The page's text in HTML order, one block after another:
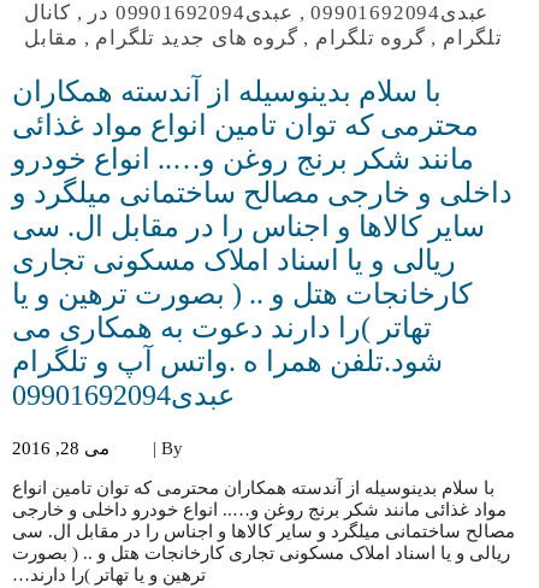
عبدی09901692094
, عبدی09901692094 در , کانال
تلگرام , گروه تلگرام, گروه های جدید تلگرام , مقابل
با سلام بدینوسیله از آندسته همکاران
محترمی که توان تامین انواع مواد غذائی
مانند شکر برنج روغن و….. انواع خودرو
داخلی و خارجی مصالح ساختمانی میلگرد و
سایر کالاها و اجناس را در مقابل ال. سی
ریالی و یا اسناد املاک مسکونی تجاری
کارخانجات هتل و .. ( بصورت ترهین و یا
تهاتر )را دارند دعوت به همکاری می
شود.تلفن همرا ه .واتس آپ و تلگرام
عبدی09901692094
By | می 28, 2016
با سلام بدینوسیله از آندسته همکاران محترمی که توان تامین انواع
مواد غذائی مانند شکر برنج روغن و….. انواع خودرو داخلی و خارجی
مصالح ساختمانی میلگرد و سایر کالاها و اجناس را در مقابل ال. سی
ریالی و یا اسناد املاک مسکونی تجاری کارخانجات هتل و .. ( بصورت
ترهین و یا تهاتر )را دارند…